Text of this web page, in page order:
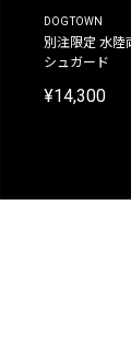
DOGTOWN
別注限定 水陸
シュガード
¥14,300